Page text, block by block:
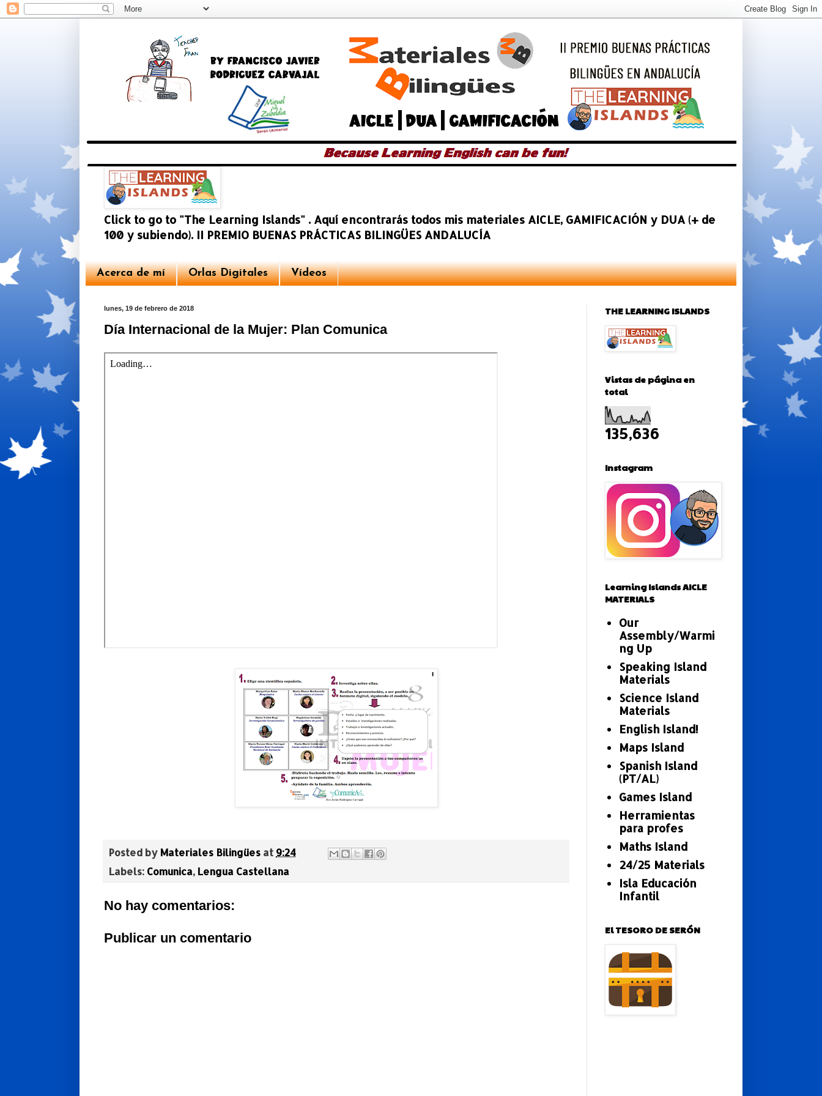
Click to go to "The Learning Islands" . Aquí encontrarás todos mis materiales AICLE, GAMIFICACIÓN y DUA (+ de
100 y subiendo). II PREMIO BUENAS PRÁCTICAS BILINGÜES ANDALUCÍA
Acerca de mí Orlas Digitales Vídeos
lunes, 19 de febrero de 2018
Día Internacional de la Mujer: Plan Comunica
Posted by Materiales Bilingües at 9:24
Labels: Comunica, Lengua Castellana
No hay comentarios:
Publicar un comentario
THE LEARNING ISLANDS
Vistas de página en
total
135,636
Instagram
Learning Islands AICLE
MATERIALS
Our
Assembly/Warmi
ng Up
Speaking Island
Materials
Science Island
Materials
English Island!
Maps Island
Spanish Island
(PT/AL)
Games Island
Herramientas
para profes
Maths Island
24/25 Materials
Isla Educación
Infantil
El TESORO DE SERÓN